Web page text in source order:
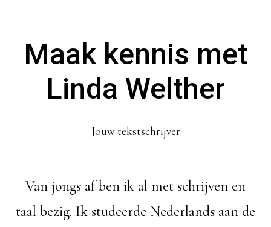
Maak kennis met
Linda Welther
Jouw tekstschrijver
Van jongs af ben ik al met schrijven en
taal bezig. Ik studeerde Nederlands aan de